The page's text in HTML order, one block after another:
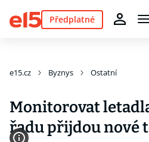
Předplatné
e15.cz Byznys Ostatní
Monitorovat
řadu přijdou nové